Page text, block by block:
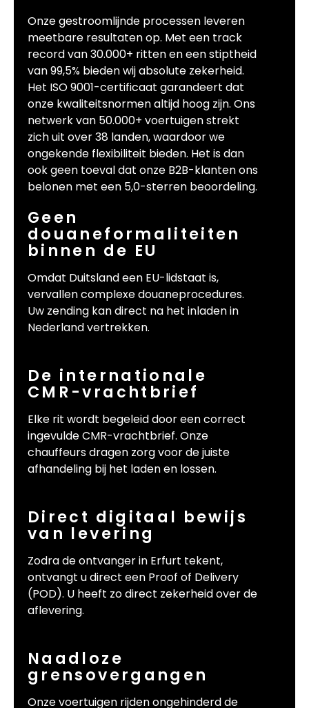
Onze gestroomlijnde processen leveren
meetbare resultaten op. Met een track
record van 30.000+ ritten en een stiptheid
van 99,5% bieden wij absolute zekerheid.
Het ISO 9001-certificaat garandeert dat
onze kwaliteitsnormen altijd hoog zijn. Ons
netwerk van 50.000+ voertuigen strekt
zich uit over 38 landen, waardoor we
ongekende flexibiliteit bieden. Het is dan
ook geen toeval dat onze B2B-klanten ons
belonen met een 5,0-sterren beoordeling.
Geen
douaneformaliteiten
binnen de EU
Omdat Duitsland een EU-lidstaat is,
vervallen complexe douaneprocedures.
Uw zending kan direct na het inladen in
Nederland vertrekken.
De internationale
CMR-vrachtbrief
Elke rit wordt begeleid door een correct
ingevulde CMR-vrachtbrief. Onze
chauffeurs dragen zorg voor de juiste
afhandeling bij het laden en lossen.
Direct digitaal bewijs
van levering
Zodra de ontvanger in Erfurt tekent,
ontvangt u direct een Proof of Delivery
(POD). U heeft zo direct zekerheid over de
aflevering.
Naadloze
grensovergangen
Onze voertuigen rijden ongehinderd de